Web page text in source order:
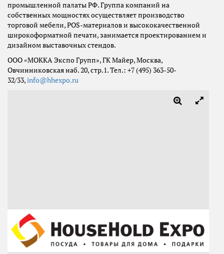
промышленной палаты РФ. Группа компаний на
собственных мощностях осуществляет производство
торговой мебели, POS-материалов и высококачественной
широкоформатной печати, занимается проектированием и
дизайном выставочных стендов.
ООО «МОККА Экспо Групп», ГК Майер, Москва,
Овчинниковская наб. 20, стр.1. Тел.: +7 (495) 363-50-
32/33,info@hhexpo.ru